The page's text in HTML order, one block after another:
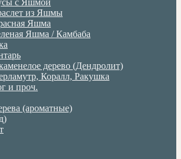
с Яшмой
из Яшмы
Яшма
Яшма / Камбаба
дерево (Дендролит)
Коралл, Ракушка
и проч.
(ароматные)